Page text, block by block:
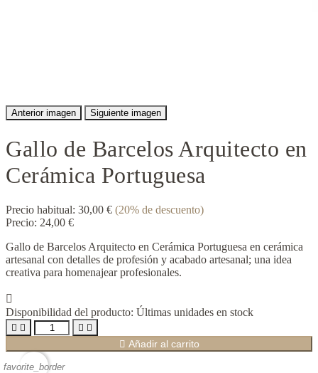
Anterior imagen Siguiente imagen
Gallo de Barcelos Arquitecto en
Cerámica Portuguesa
Precio habitual: 30,00 € (20% de descuento)
Precio: 24,00 €
Gallo de Barcelos Arquitecto en Cerámica Portuguesa en cerámica
artesanal con detalles de profesión y acabado artesanal; una idea
creativa para homenajear profesionales.

Disponibilidad del producto: Últimas unidades en stock
   
 Añadir al carrito
favorite_border